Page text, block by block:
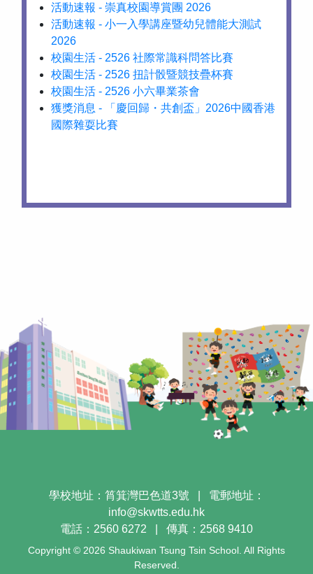
活動速報 - 崇真校園導賞團 2026
活動速報 - 小一入學講座暨幼兒體能大測試
2026
校園生活 - 2526 社際常識科問答比賽
校園生活 - 2526 扭計骰暨競技疊杯賽
校園生活 - 2526 小六畢業茶會
獲獎消息 - 「慶回歸・共創盃」2026中國香港
國際雜耍比賽
學校地址：筲箕灣巴色道3號
電郵地址：
info@skwtts.edu.hk
電話：2560 6272
傳真：2568 9410
Copyright © 2026 Shaukiwan Tsung Tsin School. All Rights
Reserved.